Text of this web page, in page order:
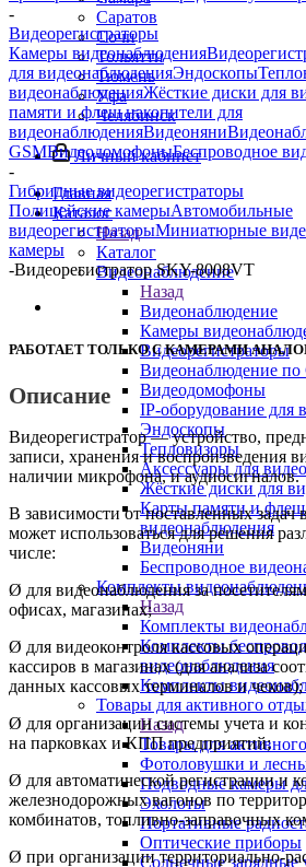
Саратов
Сочи
Тольятти
Тюмень
Уфа
Челябинск
Личный кабинет
Главная
Каталог
Назад
Каталог
Видеонаблюдение
Назад
Видеонаблюдение
Камеры
Видеорегистраторы
Видеонаблюдение по
Видеодомофоны
IP-оборудование для
Эндоскопы
Тепловизоры
Аксессуары для
Жёсткие диски для
Карты памяти и флеш
видеонаблюдения
Видеоняни
Беспроводное
Комплекты
Назад
Комплекты
Комплекты
видеонаблюдения
Комплекты
Товары для активного
Назад
Товары для
Фотоловушки и
Подводные камеры
Эхолоты
Портативные
Оптические приборы
Солнечные зарядные
-
Видеорегистраторы
Камеры видеонаблюдения
для видеонаблюденияЭндоскопы
видеонаблюденияЖёсткие диски для
памяти и флеш накопители для
видеонаблюденияВидеоняни
GSMВидеодомофоныБеспроводное
-
Гибридные видеорегистраторы
Полицейские камерыАвтомобильные
видеорегистраторыМиниатюрные
камеры
-Видеорегистратор SKY-8008VT
РАБОТАЕТ ТОЛЬКО С КАМЕРАМИ
Описание
Видеорегистратор — устройство,
записи, хранения и воспроизведения
наличии микрофона, и аудиосигналов.
В зависимости от поставленных задач
может использоваться для решения
числе:
Ø для видеонаблюдения за
офисах, магазинах;
Ø для видеоконтроля кассовых
кассиров в магазинах (для анализа
данных кассовых терминалов и чеков);
Ø для организации системы учета и
на парковках и КПП предприятий;
Ø для автоматической регистрации и
железнодорожных вагонов по
комбинатов, топливно-заправочных
Ø при организации территориально-